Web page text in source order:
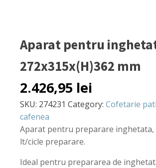
Aparat pentru
272x315x(H)362 mm
2.426,95 lei
SKU: 274231 Category: Cofetarie
cafenea
Aparat pentru preparare inghetata,
lt/cicle preparare.
Ideal pentru prepararea de